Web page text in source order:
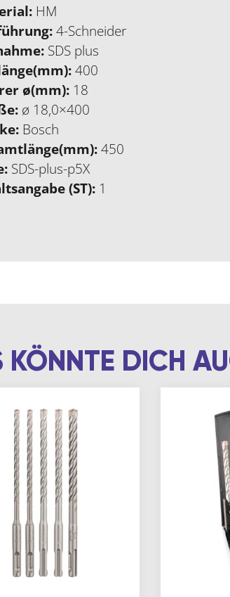
HM
4-Schneider
SDS plus
400
ø(mm): 18
ø 18,0×400
Bosch
450
SDS-plus-p5X
(ST): 1
KÖNNTE DICH